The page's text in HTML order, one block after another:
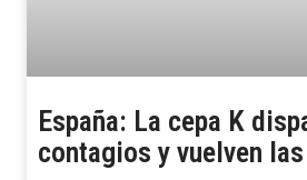
España: La cepa K
contagios y vuelven